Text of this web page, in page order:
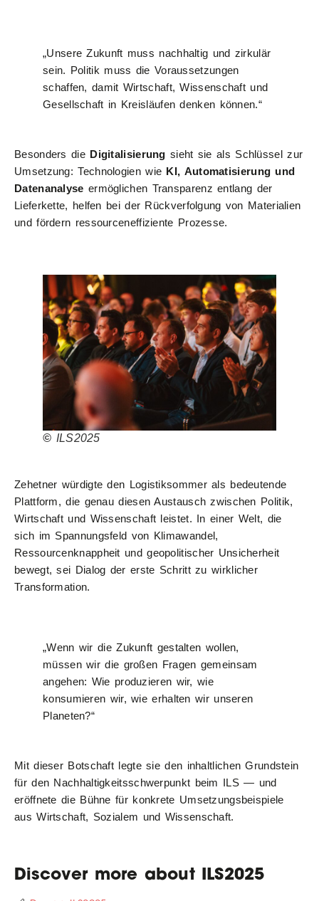
„Unsere Zukunft muss nachhaltig und zirkulär
sein. Politik muss die Voraussetzungen
schaffen, damit Wirtschaft, Wissenschaft und
Gesellschaft in Kreisläufen denken können.“
Besonders die Digitalisierung sieht sie als Schlüssel zur
Umsetzung: Technologien wie KI, Automatisierung und
Datenanalyse ermöglichen Transparenz entlang der
Lieferkette, helfen bei der Rückverfolgung von Materialien
und fördern ressourceneffiziente Prozesse.
© ILS2025
Zehetner würdigte den Logistiksommer als bedeutende
Plattform, die genau diesen Austausch zwischen Politik,
Wirtschaft und Wissenschaft leistet. In einer Welt, die
sich im Spannungsfeld von Klimawandel,
Ressourcenknappheit und geopolitischer Unsicherheit
bewegt, sei Dialog der erste Schritt zu wirklicher
Transformation.
„Wenn wir die Zukunft gestalten wollen,
müssen wir die großen Fragen gemeinsam
angehen: Wie produzieren wir, wie
konsumieren wir, wie erhalten wir unseren
Planeten?“
Mit dieser Botschaft legte sie den inhaltlichen Grundstein
für den Nachhaltigkeitsschwerpunkt beim ILS — und
eröffnete die Bühne für konkrete Umsetzungsbeispiele
aus Wirtschaft, Sozialem und Wissenschaft.
Discover more about ILS2025